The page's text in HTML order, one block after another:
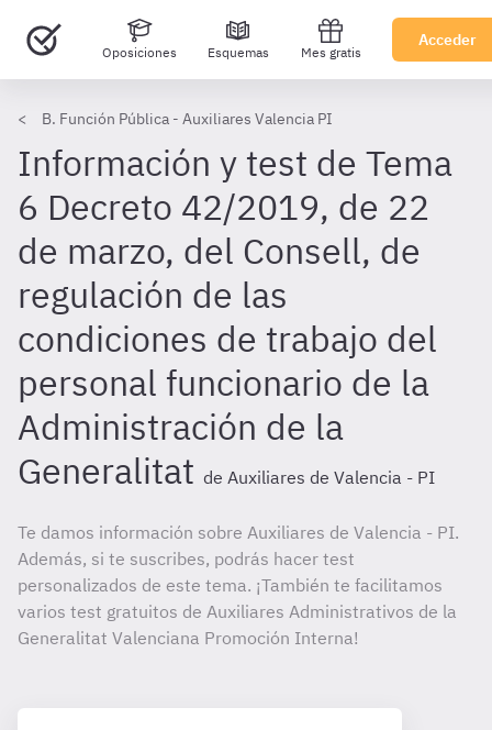
Oposiciones Esquemas Mes gratis
Acceder
B. Función Pública - Auxiliares Valencia PI
Información y test de Tema
6 Decreto 42/2019, de 22
de marzo, del Consell, de
regulación de las
condiciones de trabajo del
personal funcionario de la
Administración de la
Generalitat de Auxiliares de Valencia - PI
Te damos información sobre Auxiliares de Valencia - PI.
Además, si te suscribes, podrás hacer test
personalizados de este tema. ¡También te facilitamos
varios test gratuitos de Auxiliares Administrativos de la
Generalitat Valenciana Promoción Interna!